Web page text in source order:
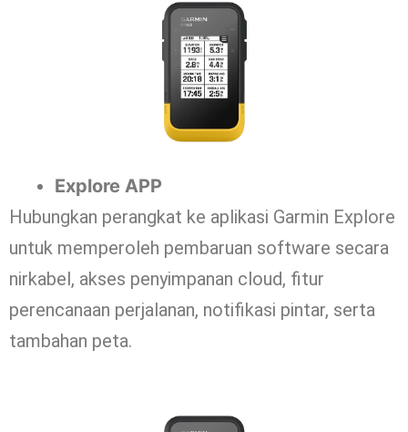
Explore APP
Hubungkan perangkat ke aplikasi Garmin Explore
untuk memperoleh pembaruan software secara
nirkabel, akses penyimpanan cloud, fitur
perencanaan perjalanan, notifikasi pintar, serta
tambahan peta.